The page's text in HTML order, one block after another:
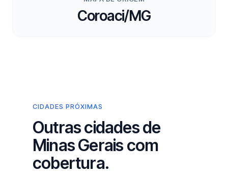
Coroaci/MG
CIDADES PRÓXIMAS
Outras cidades de
Minas Gerais com
cobertura.